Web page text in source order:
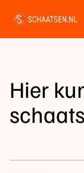
Nieuws
Kalender
Hier